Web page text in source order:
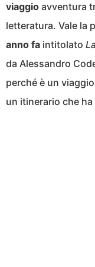
viaggio avventura
letteratura. Vale la
anno fa intitolato
da Alessandro
perché è un
un itinerario che